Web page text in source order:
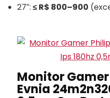
27″: ≤ R$ 800–900
Monitor
Evnia